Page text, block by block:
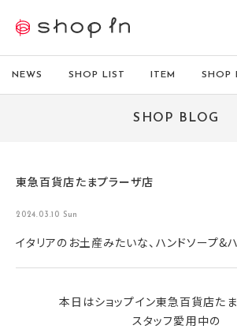
NEWS SHOP LIST ITEM SHOP
SHOP BLOG
東急百貨店たまプラーザ店
2024.03.10 Sun
イタリアのお土産みたいな、ハンドソープ&
本日はショップイン東急百貨店た
スタッフ愛用中の